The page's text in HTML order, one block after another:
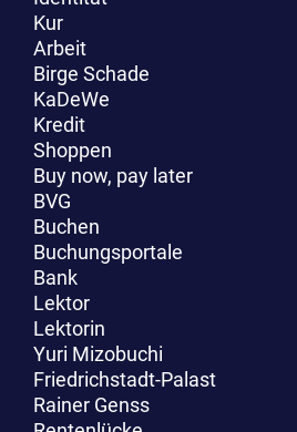
Kur
Arbeit
Birge Schade
KaDeWe
Kredit
Shoppen
Buy now, pay later
BVG
Buchen
Buchungsportale
Bank
Lektor
Lektorin
Yuri Mizobuchi
Friedrichstadt-Palast
Rainer Genss